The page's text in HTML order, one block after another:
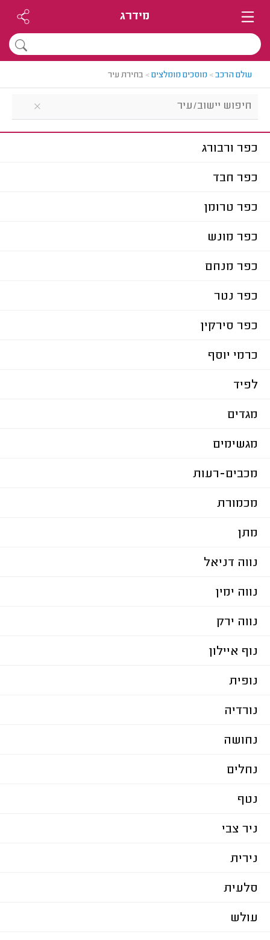
מידרג
עולם הרכב> מוסכים מומלצים> בחירת עיר
כפר ורבורג
כפר חבד
כפר טרומן
כפר מונש
כפר מנחם
כפר נטר
כפר סירקין
כרמי יוסף
לפיד
מגדים
מגשימים
מכבים-רעות
מכמורת
מתן
נווה דניאל
נווה ימין
נווה ירק
נוף איילון
נופית
נורדיה
נחושה
נחלים
נטף
ניר צבי
נירית
סלעית
עולש